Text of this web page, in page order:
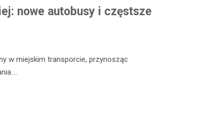
nowe autobusy i częstsze
w miejskim transporcie, przynosząc